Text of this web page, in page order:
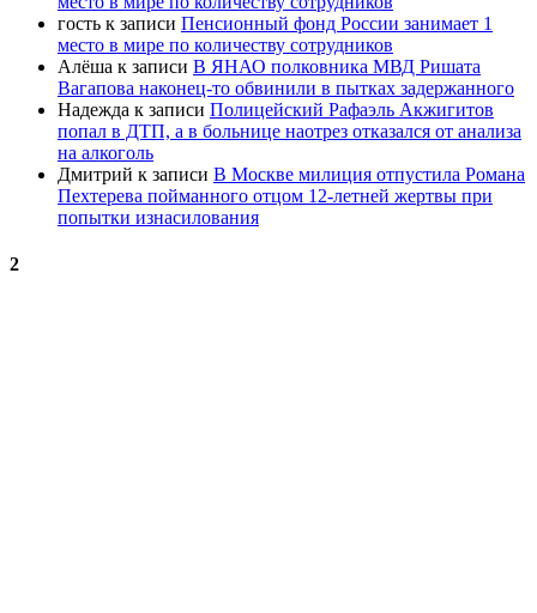
гость к записи Пенсионный фонд России занимает 1
место в мире по количеству сотрудников
Алёша к записи В ЯНАО полковника МВД Ришата
Вагапова наконец-то обвинили в пытках задержанного
Надежда к записи Полицейский Рафаэль Акжигитов
попал в ДТП, а в больнице наотрез отказался от анализа
на алкоголь
Дмитрий к записи В Москве милиция отпустила Романа
Пехтерева пойманного отцом 12-летней жертвы при
попытки изнасилования
2